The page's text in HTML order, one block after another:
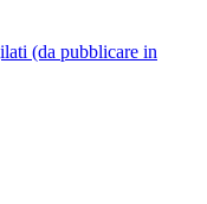
(da pubblicare in